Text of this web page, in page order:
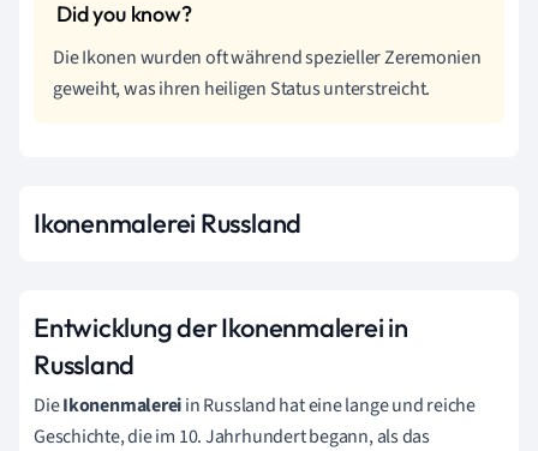
Die Ikonen wurden oft während spezieller Zeremonien
geweiht, was ihren heiligen Status unterstreicht.
Ikonenmalerei Russland
Entwicklung der Ikonenmalerei in
Russland
DieIkonenmalereiin Russland hat eine lange und reiche
Geschichte, die im 10. Jahrhundert begann, als das